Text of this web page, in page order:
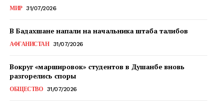
МИР 31/07/2026
В Бадахшане напали на начальника штаба талибов
АФГАНИСТАН 31/07/2026
Вокруг «маршировок» студентов в Душанбе вновь
разгорелись споры
ОБЩЕСТВО 31/07/2026